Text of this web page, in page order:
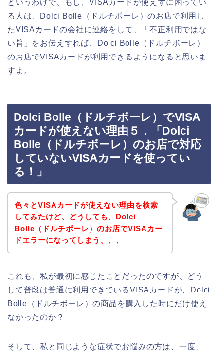
というわけで、もし、VISAカードが使えずに困ってい
る人は、Dolci Bolle（ドルチボーレ）のお店で利用し
たVISAカードの会社に連絡をして、「不正利用ではな
い旨」をお伝えすれば、Dolci Bolle（ドルチボーレ）
のお店でVISAカードが利用できるようになると思いま
すよ。
Dolci Bolle（ドルチボーレ）でVISA
カードが使えない理由５．「Dolci
Bolle（ドルチボーレ）のお店で対応
していないVISAカードを使ってい
る！」
色々とVISAカードが使えない理由を検索
してみたけど、どうしても、Dolci
Bolle（ドルチボーレ）のお店でVISAカー
ドエラーになってしまう、、、
これも、私が最初に感じたことだったのですが、どう
して普段は普通に利用できているVISAカードが、Dolci
Bolle（ドルチボーレ）の商品を購入した時にだけ使え
なかったのか？
そして、私と同じような症状でお悩みの方は、一度、